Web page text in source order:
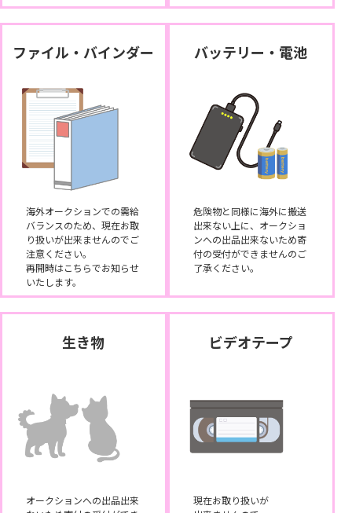
ファイル・バインダー
海外オークションでの需給
バランスのため、現在お取
り扱いが出来ませんのでご
注意ください。
再開時はこちらでお知らせ
いたします。
バッテリー・電池
危険物と同様に海外に搬送
出来ない上に、オークショ
ンへの出品出来ないため寄
付の受付ができませんのご
了承ください。
生き物
オークションへの出品出来
ビデオテープ
現在お取り扱いが